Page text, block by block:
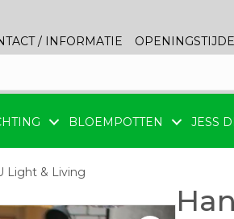
/ INFORMATIE
BLOEMPOTTEN JESS
Light & Living